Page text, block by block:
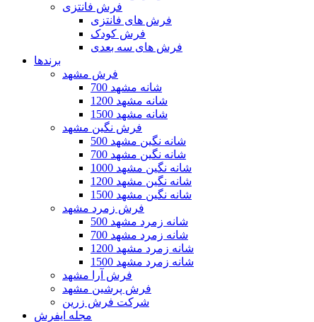
فرش فانتزی
فرش های فانتزی
فرش کودک
فرش های سه بعدی
برندها
فرش مشهد
700 شانه مشهد
1200 شانه مشهد
1500 شانه مشهد
فرش نگین مشهد
500 شانه نگین مشهد
700 شانه نگین مشهد
1000 شانه نگین مشهد
1200 شانه نگین مشهد
1500 شانه نگین مشهد
فرش زمرد مشهد
500 شانه زمرد مشهد
700 شانه زمرد مشهد
1200 شانه زمرد مشهد
1500 شانه زمرد مشهد
فرش آرا مشهد
فرش پرشین مشهد
شرکت فرش زرین
مجله ایفرش